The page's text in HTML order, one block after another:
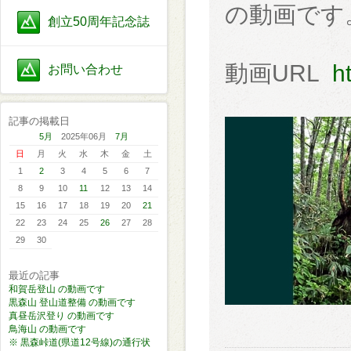
創立50周年記念誌
お問い合わせ
記事の掲載日
5月 2025年06月 7月
日
月 火 水 木 金
土
1
2 3 4 5 6
7
8
9 10 11 12 13
14
15
16 17 18 19 20
21
22
23 24 25 26 27
28
29
30
最近の記事
和賀岳登山 の動画です
黒森山 登山道整備 の動画です
真昼岳沢登り の動画です
鳥海山 の動画です
※ 黒森峠道(県道12号線)の通行状
の動画です
動画URL